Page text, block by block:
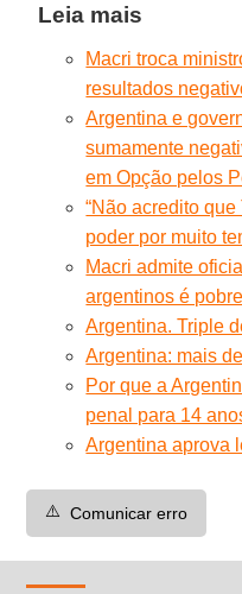
Leia mais
Macri troca
resultados
Argentina e
sumamente
em Opção pelos
“Não acredito
poder por muito
Macri admite
argentinos é pobre
Argentina. Triple
Argentina: mais
Por que a
penal para 14
Argentina aprova
⚠️ Comunicar erro